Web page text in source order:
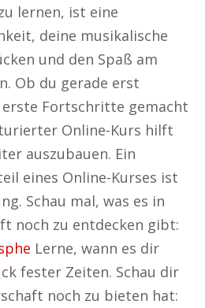
lernen, ist eine
deine musikalische
und den Spaß am
Ob du gerade erst
Fortschritte gemacht
Online-Kurs hilft
auszubauen. Ein
eines Online-Kurses ist
Schau mal, was es in
noch zu entdecken gibt:
Lerne, wann es dir
fester Zeiten. Schau dir
noch zu bieten hat: